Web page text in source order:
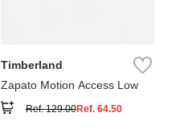
Timberland
Zapato Motion Access Low
Ref.129.00Ref. 64.50